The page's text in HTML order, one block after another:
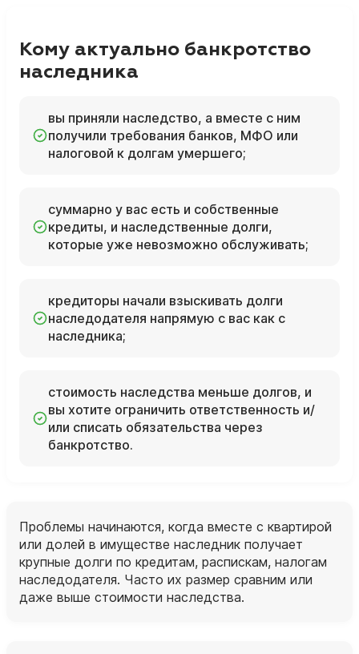
Кому актуально банкротство
наследника
вы приняли наследство, а вместе с ним
получили требования банков, МФО или
налоговой к долгам умершего;
суммарно у вас есть и собственные
кредиты, и наследственные долги,
которые уже невозможно обслуживать;
кредиторы начали взыскивать долги
наследодателя напрямую с вас как с
наследника;
стоимость наследства меньше долгов, и
вы хотите ограничить ответственность и/
или списать обязательства через
банкротство.
Проблемы начинаются, когда вместе с квартирой
или долей в имуществе наследник получает
крупные долги по кредитам, распискам, налогам
наследодателя. Часто их размер сравним или
даже выше стоимости наследства.